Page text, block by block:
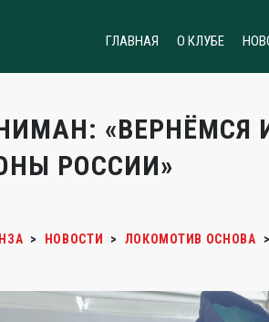
ГЛАВНАЯ О КЛУБЕ
РОССИИ»
> НОВОСТИ > ЛОКОМОТИВ ОСНОВА >